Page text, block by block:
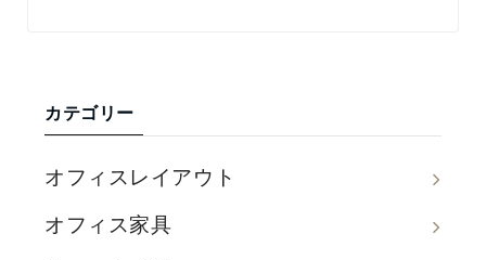
カテゴリー
オフィスレイアウト
オフィス家具